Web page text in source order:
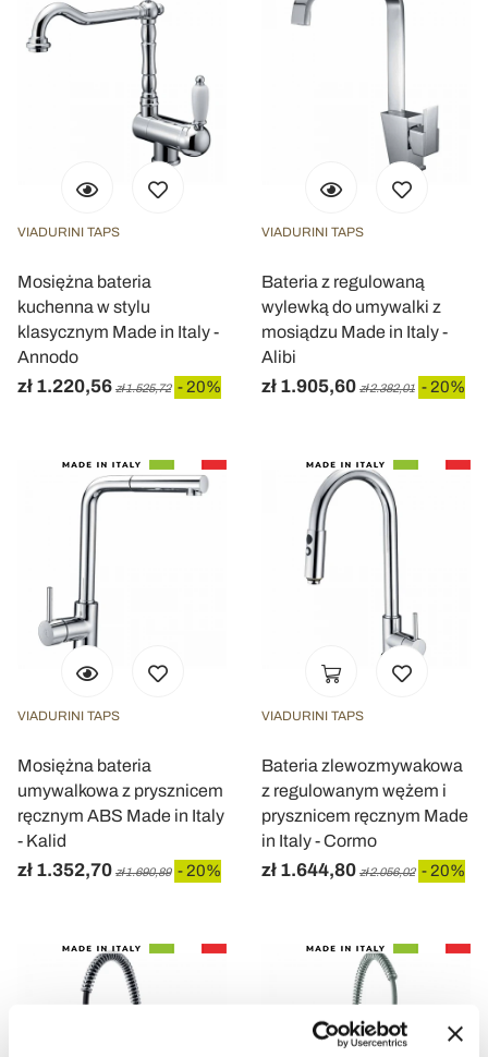
VIADURINI TAPS
Mosiężna bateria
kuchenna w stylu
klasycznym Made in Italy -
Annodo
zł 1.220,56 zł 1.525,72 - 20%
VIADURINI TAPS
Bateria z regulowaną
wylewką do umywalki z
mosiądzu Made in Italy -
Alibi
zł 1.905,60 zł 2.382,01 - 20%
VIADURINI TAPS
Mosiężna bateria
umywalkowa z prysznicem
ręcznym ABS Made in Italy
- Kalid
zł 1.352,70 zł 1.690,89 - 20%
VIADURINI TAPS
Bateria zlewozmywakowa
z regulowanym wężem i
prysznicem ręcznym Made
in Italy - Cormo
zł 1.644,80 zł 2.056,02 - 20%